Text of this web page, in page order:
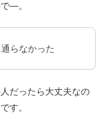
―。
らなかった
だったら大丈夫なの
す。